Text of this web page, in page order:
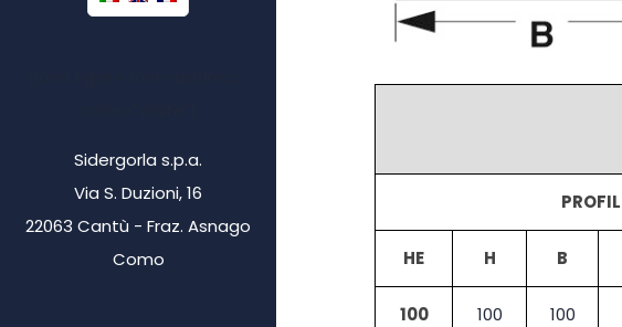
Sidergorla s.p.a.
Via S. Duzioni, 16
22063 Cantù - Fraz. Asnago
Como
PROFIL
HE
H B
100 100 100